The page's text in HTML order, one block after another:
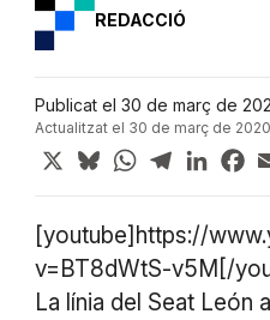
REDACCIÓ
Publicat el 30 de març de
Actualitzat el 30 de març de 2020
X BlueskyWhatsApp
Telegram
[youtube]https://
v=BT8dWtS-v5M[/
La línia del Seat León